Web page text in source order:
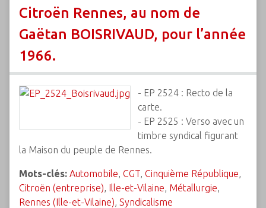
Citroën Rennes, au nom de
Gaëtan BOISRIVAUD, pour l’année
1966.
- EP 2524 : Recto de la
carte.
- EP 2525 : Verso avec un
timbre syndical figurant
la Maison du peuple de Rennes.
Mots-clés: Automobile, CGT, Cinquième République,
Citroën (entreprise), Ille-et-Vilaine, Métallurgie,
Rennes (Ille-et-Vilaine), Syndicalisme